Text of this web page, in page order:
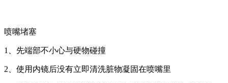
喷嘴堵塞
1、先端部不小心与硬物碰撞
2、使用内镜后没有立即清洗脏物凝固在喷嘴里